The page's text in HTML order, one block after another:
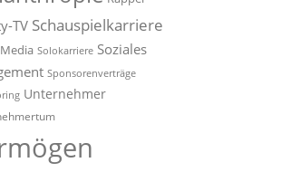
TV Schauspielkarriere
Solokarriere Soziales
Sponsorenverträge
Unternehmer